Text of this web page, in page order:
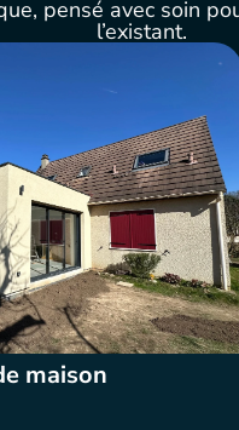
pensé avec soin
l’existant.
maison